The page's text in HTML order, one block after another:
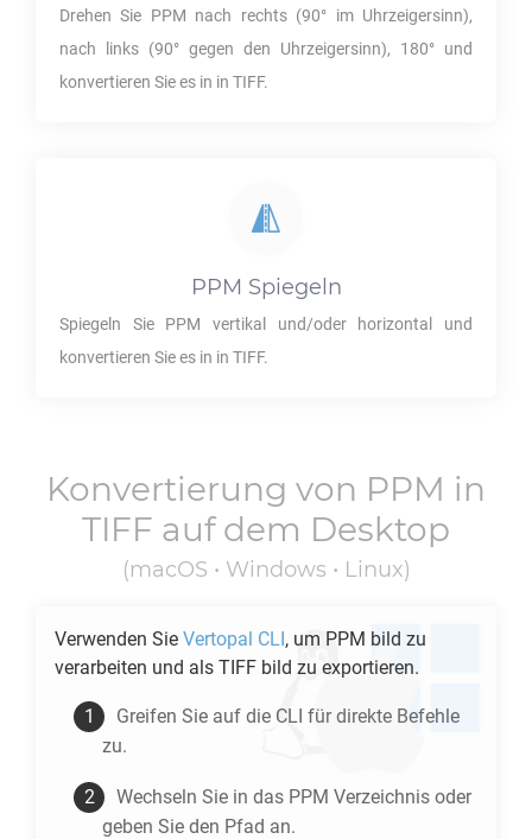
Drehen Sie PPM nach rechts (90° im Uhrzeigersinn),
nach links (90° gegen den Uhrzeigersinn), 180° und
konvertieren Sie es in in TIFF.
PPM Spiegeln
Spiegeln Sie PPM vertikal und/oder horizontal und
konvertieren Sie es in in TIFF.
Konvertierung von PPM in
TIFF auf dem Desktop
(macOS • Windows • Linux)
Verwenden Sie Vertopal CLI, um PPM bild zu
verarbeiten und als TIFF bild zu exportieren.
Greifen Sie auf die CLI für direkte Befehle
zu.
Wechseln Sie in das PPM Verzeichnis oder
geben Sie den Pfad an.